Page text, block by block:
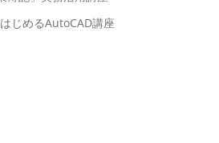
じめるAutoCAD講座